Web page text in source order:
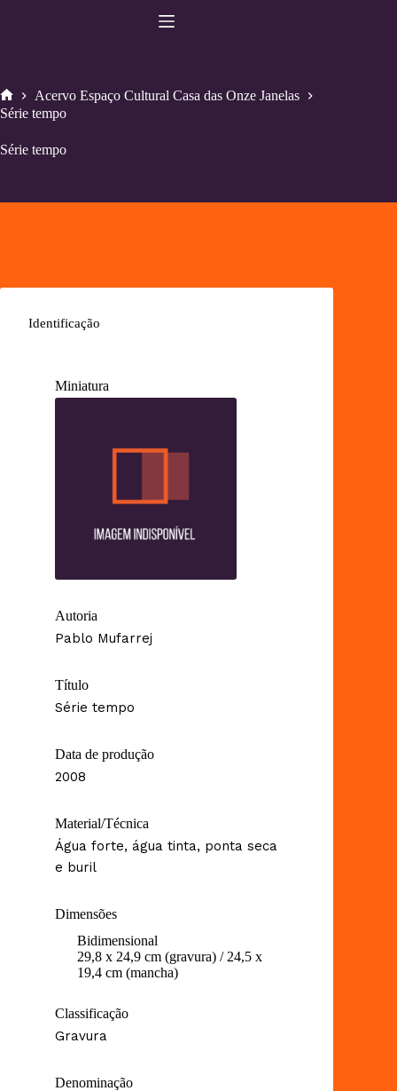
Home
Acervo Espaço Cultural Casa das Onze Janelas
Série tempo
Série tempo
Identificação
Miniatura
Autoria
Pablo Mufarrej
Título
Série tempo
Data de produção
2008
Material/Técnica
Água forte, água tinta, ponta seca
e buril
Dimensões
Bidimensional
29,8 x 24,9 cm (gravura) / 24,5 x
19,4 cm (mancha)
Classificação
Gravura
Denominação